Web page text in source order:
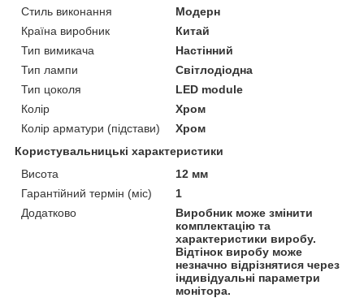
Стиль виконання
Модерн
Країна виробник
Китай
Тип вимикача
Настінний
Тип лампи
Світлодіодна
Тип цоколя
LED module
Колір
Хром
Колір арматури (підстави)
Хром
Користувальницькі характеристики
Висота
12 мм
Гарантійний термін (міс)
1
Додатково
Виробник може змінити
комплектацію та
характеристики виробу.
Відтінок виробу може
незначно відрізнятися через
індивідуальні параметри
монітора.